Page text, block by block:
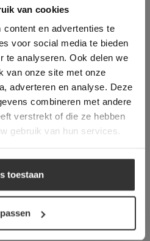
van cookies
en advertenties te
voor social media te bieden
te analyseren. Ook delen we
van onze site met onze
adverteren en analyse. Deze
combineren met andere
verstrekt of die ze hebben
gebruik van hun services.
toestaan
was deleted and is no
contact the website
cookies om de
te verbeteren. Door
onze website geeft u
voor alle cookies in
ons cookiebeleid.Lees
verder
AFWIJZEN
WEERGEVEN